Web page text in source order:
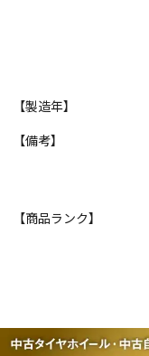
【製造年】
【備考】
【商品ランク】